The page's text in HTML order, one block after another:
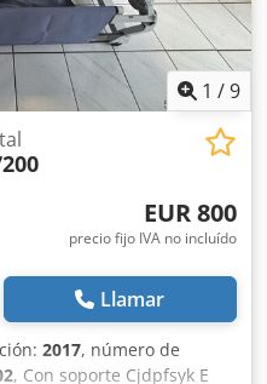
1 /9
EUR 800
precio fijo IVA no incluído
Llamar
2017, número de
, Con soporte Cjdpfsyk E